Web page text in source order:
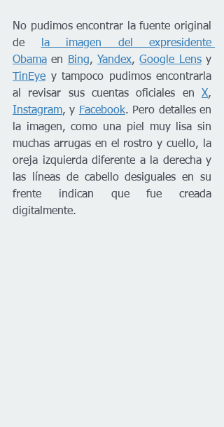
No pudimos encontrar la fuente original
de
la imagen del expresidente
Obama en Bing, Yandex, Google Lens
TinEye y tampoco pudimos encontrarla
al revisar sus cuentas oficiales en X
Instagram, y Facebook. Pero detalles en
la imagen, como una piel muy lisa sin
muchas arrugas en el rostro y cuello, la
oreja izquierda diferente a la derecha y
las líneas de cabello desiguales en su
frente indican que fue creada
digitalmente.